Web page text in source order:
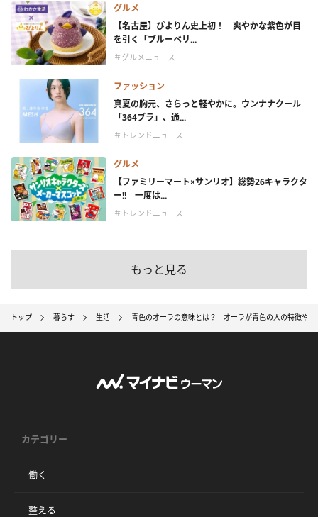
グルメ
【名古屋】ぴよりん史上初！ 爽やかな紫色が目
を引く「ブルーベリ...
＃グルメニュース
ファッション
真夏の胸元、さらっと軽やかに。ウンナナクール
「364ブラ」、通...
＃トレンドニュース
グルメ
【ファミリーマート×サンリオ】総勢26キャラクタ
ー!! 一度は...
＃トレンドニュース
もっと見る
トップ 暮らす 生活 青色のオーラの意味とは？ オーラが青色の人の特徴や恋
カテゴリー
働く
整える